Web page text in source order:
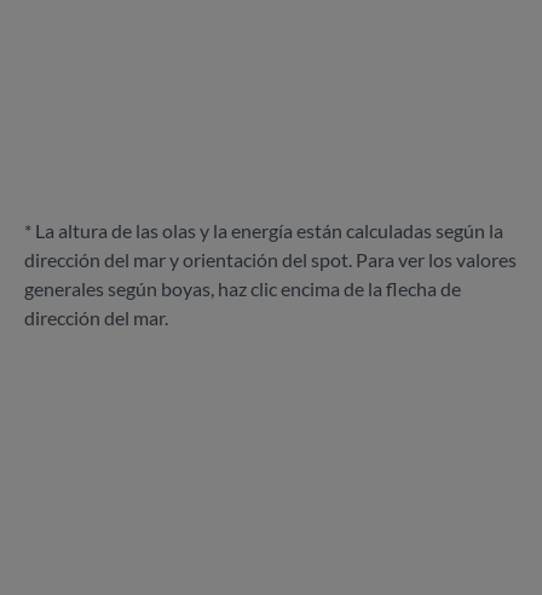
* La altura de las olas y la energía están calculadas según la
dirección del mar y orientación del spot. Para ver los valores
generales según boyas, haz clic encima de la flecha de
dirección del mar.